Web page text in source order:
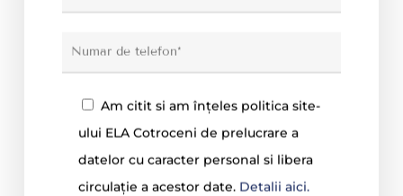
Am citit si am înțeles politica site-
ului ELA Cotroceni de prelucrare a
datelor cu caracter personal si libera
circulație a acestor date. Detalii aici.